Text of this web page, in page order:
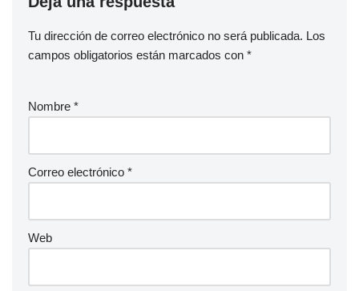
Tu dirección de correo electrónico no será publicada. Los
campos obligatorios están marcados con *
Nombre *
Correo electrónico *
Web